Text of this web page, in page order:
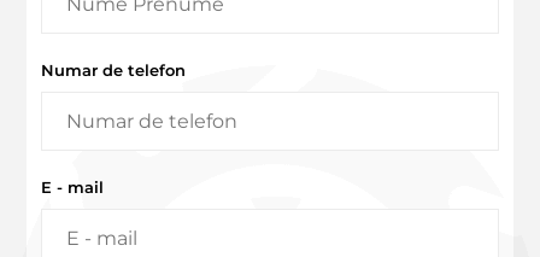
Numar de telefon
E - mail